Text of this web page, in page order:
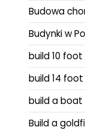
Budowa
Budynki w
build 10 foot
build 14
build a
Build a